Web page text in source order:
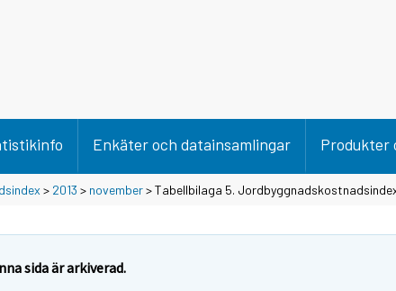
Enkäter och datainsamlingar Produkter
> 2013 > november> Tabellbilaga 5.
sida är arkiverad.